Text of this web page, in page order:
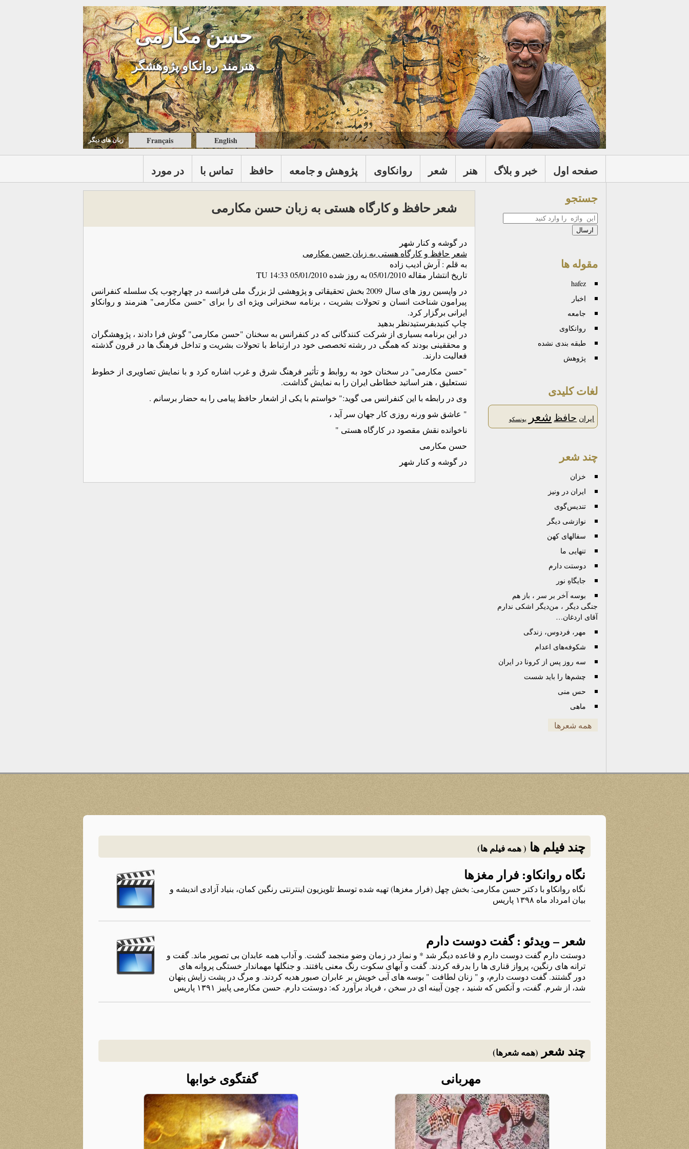
حسن مکارمی
هنرمند روانکاو پژوهشگر
زبان های ديگر Français English
در مورد تماس با حافظ پژوهش و جامعه روانكاوی شعر هنر خبر و بلاگ صفحه اول
شعر حافظ و کارگاه هستی به زبان حسن مکارمی
در گوشه و کنار شهر
شعر حافظ و کارگاه هستی به زبان حسن مکارمی
به قلم : آرش ادیب زاده
تاریخ انتشار مقاله 05/01/2010 به روز شده 05/01/2010 14:33 TU
در واپسین روز های سال 2009 بخش تحقیقاتی و پژوهشی لژ بزرگ ملی فرانسه در چهارچوب یک سلسله کنفرانس
پیرامون شناخت انسان و تحولات بشریت ، برنامه سخنرانی ویژه ای را برای "حسن مکارمی" هنرمند و روانکاو
ایرانی برگزار کرد.
چاپ کنیدبفرستیدنظر بدهید
در این برنامه بسیاری از شرکت کنندگانی که در کنفرانس به سخنان "حسن مکارمی" گوش فرا دادند ، پژوهشگران
و محققینی بودند که همگی در رشته تخصصی خود در ارتباط با تحولات بشریت و تداخل فرهنگ ها در قرون گذشته
فعالیت دارند.
"حسن مکارمی" در سخنان خود به روابط و تأثیر فرهنگ شرق و غرب اشاره کرد و با نمایش تصاویری از خطوط
نستعلیق ، هنر اساتید خطاطی ایران را به نمایش گذاشت.
وی در رابطه با این کنفرانس می گوید:" خواستم با یکی از اشعار حافظ پیامی را به حضار برسانم .
" عاشق شو ورنه روزی کار جهان سر آید ،
ناخوانده نقش مقصود در کارگاه هستی "
حسن مکارمی
در گوشه و کنار شهر
جستجو
جستجو
مقوله ها
hafez
اخبار
جامعه
روانكاوی
طبقه بندی نشده
پژوهش
لغات کلیدی
ایران حافظ شعر یونسکو
چند شعر
خزان
ایران در ونیز
تندیس‌گوی
نوازشی دیگر
سفالهای کهن
تنهایی ما
دوستت دارم
جایگاهِ نور
بوسه آخر بر سر ، باز هم
جنگی دیگر ، من‌دیگر اشکی ندارم
آقای اردغان…
مهر، فردوس، زندگی
شکوفه‌های اعدام
سه روز پس از کرونا در ایران
چشم‌ها را باید شست
حس منی
ماهی
همه شعرها
چند فیلم ها ( همه فیلم ها)
نگاه روانکاو: فرار مغزها
نگاه روانکاو با دکتر حسن مکارمی: بخش چهل (فرار مغزها) تهیه شده توسط تلویزیون اینترنتی رنگین کمان، بنیاد آزادی اندیشه و
بیان امرداد ماه ۱۳۹۸ پاریس
شعر – ویدئو : گفت دوست دارم
دوستت دارم گفت دوست دارم و قاعده دیگر شد * و نماز در زمان وضو منجمد گشت. و آداب همه عابدان بی تصویر ماند. گفت و
ترانه های رنگین، پرواز قناری ها را بدرقه کردند. گفت و آبهای سکوت رنگ معنی یافتند. و جنگلها مهماندار خستگی پروانه های
دور گشتند. گفت دوست دارم، و " زنان لطافت " بوسه های آبی خویش بر عابران صبور هدیه کردند. و مرگ در پشت زایش پنهان
شد، از شرم. گفت، و آنکس که شنید ، چون آیینه ای در سخن ، فریاد برآورد که: دوستت دارم. حسن مکارمی پاییز ١٣٩١ پاریس
چند شعر (همه شعرها)
گفتگوی خوابها مهربانی